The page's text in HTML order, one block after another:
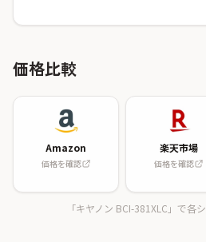
価格比較
Amazon
価格を確認
楽天市場
価格を確認
「キヤノン BCI-381XLC」で各